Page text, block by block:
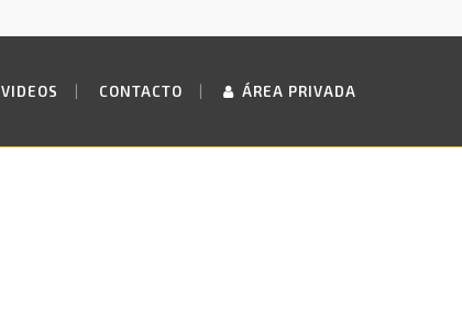
VIDEOS CONTACTO ÁREA PRIVADA